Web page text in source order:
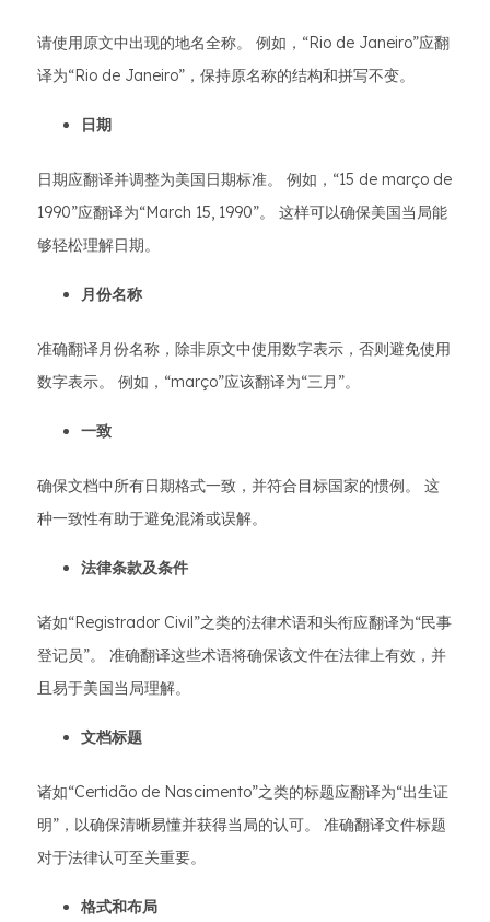
请使用原文中出现的地名全称。 例如，“Rio de Janeiro”应翻
译为“Rio de Janeiro”，保持原名称的结构和拼写不变。
日期
日期应翻译并调整为美国日期标准。 例如，“15 de março de
1990”应翻译为“March 15, 1990”。 这样可以确保美国当局能
够轻松理解日期。
月份名称
准确翻译月份名称，除非原文中使用数字表示，否则避免使用
数字表示。 例如，“março”应该翻译为“三月”。
一致
确保文档中所有日期格式一致，并符合目标国家的惯例。 这
种一致性有助于避免混淆或误解。
法律条款及条件
诸如“Registrador Civil”之类的法律术语和头衔应翻译为“民事
登记员”。 准确翻译这些术语将确保该文件在法律上有效，并
且易于美国当局理解。
文档标题
诸如“Certidão de Nascimento”之类的标题应翻译为“出生证
明”，以确保清晰易懂并获得当局的认可。 准确翻译文件标题
对于法律认可至关重要。
格式和布局